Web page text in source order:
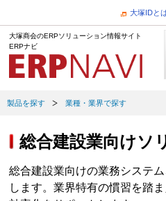
大塚IDと
大塚商会のERPソリューション情報サイト
ERPナビ
製品を探す 業種・業界で探す
総合建設業向けソ
総合建設業向けの業務システ
します。業界特有の慣習を踏